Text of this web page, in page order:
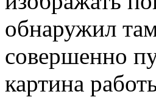
обнаружил
совершенно
картина